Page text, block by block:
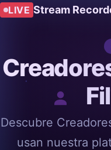
LIVE Stream
Descubre
usan nuestra